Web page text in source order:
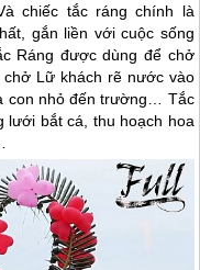
chiếc tắc ráng chính là
gắn liền với cuộc sống
Ráng được dùng để chở
Lữ khách rẽ nước vào
con nhỏ đến trường… Tắc
lưới bắt cá, thu hoạch hoa